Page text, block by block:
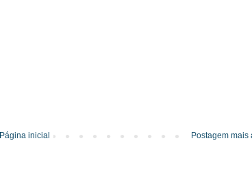
Postagem mais
Página inicial